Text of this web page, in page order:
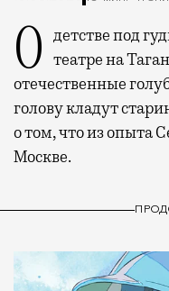
О детстве под гудки паровозов, о своем тезке в театре на
отечественные
голову кладут
о том, что из опыта
Москве.